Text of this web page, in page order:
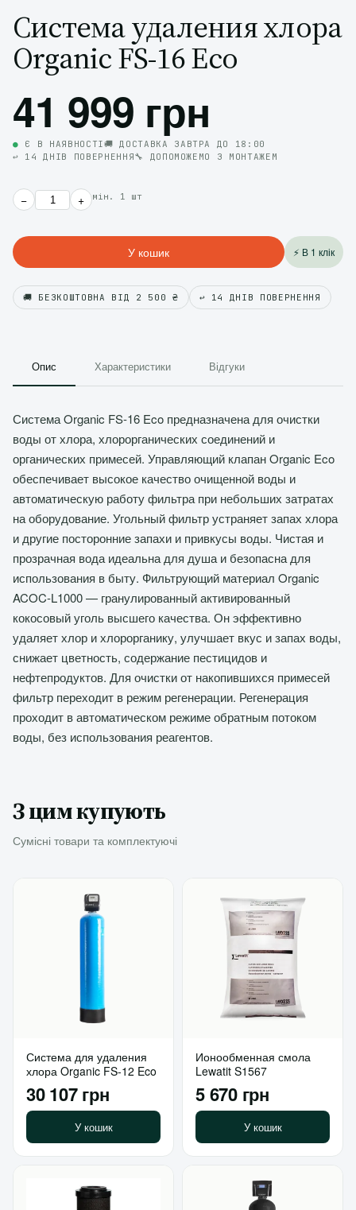
Система удаления хлора
Organic FS-16 Eco
41 999 грн
● Є В НАЯВНОСТІ🚚 ДОСТАВКА ЗАВТРА ДО 18:00
↩️ 14 ДНІВ ПОВЕРНЕННЯ🔧 ДОПОМОЖЕМО З МОНТАЖЕМ
− + мін. 1 шт
У кошик ⚡ В 1 клік
🚚 БЕЗКОШТОВНА ВІД 2 500 ₴ ↩️ 14 ДНІВ ПОВЕРНЕННЯ
Опис Характеристики Відгуки
Система Organic FS-16 Eco предназначена для очистки
воды от хлора, хлорорганических соединений и
органических примесей. Управляющий клапан Organic Eco
обеспечивает высокое качество очищенной воды и
автоматическую работу фильтра при небольших затратах
на оборудование. Угольный фильтр устраняет запах хлора
и другие посторонние запахи и привкусы воды. Чистая и
прозрачная вода идеальна для душа и безопасна для
использования в быту. Фильтрующий материал Organic
ACOC-L1000 — гранулированный активированный
кокосовый уголь высшего качества. Он эффективно
удаляет хлор и хлорорганику, улучшает вкус и запах воды,
снижает цветность, содержание пестицидов и
нефтепродуктов. Для очистки от накопившихся примесей
фильтр переходит в режим регенерации. Регенерация
проходит в автоматическом режиме обратным потоком
воды, без использования реагентов.
З цим купують
Сумісні товари та комплектуючі
Система для удаления
хлора Organic FS-12 Eco
30 107 грн
У кошик
Ионообменная смола
Lewatit S1567
5 670 грн
У кошик